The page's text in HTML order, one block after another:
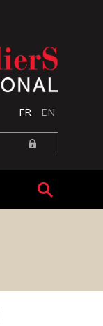
FR EN